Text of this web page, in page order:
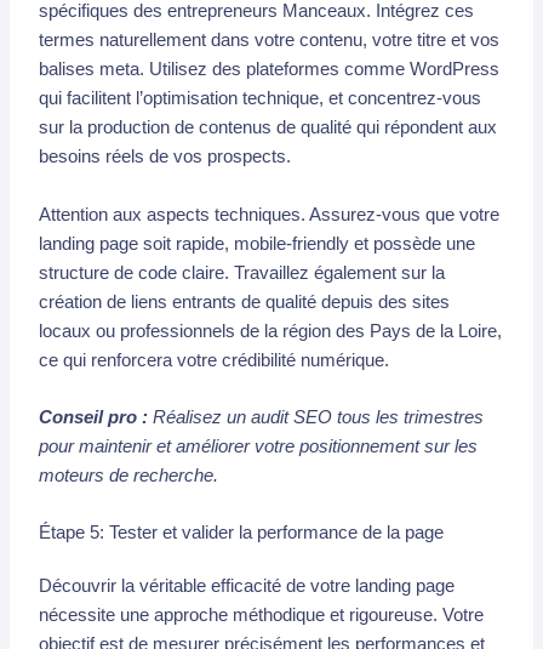
spécifiques des entrepreneurs Manceaux. Intégrez ces
termes naturellement dans votre contenu, votre titre et vos
balises meta. Utilisez des plateformes comme WordPress
qui facilitent l’optimisation technique, et concentrez-vous
sur la production de contenus de qualité qui répondent aux
besoins réels de vos prospects.
Attention aux aspects techniques. Assurez-vous que votre
landing page soit rapide, mobile-friendly et possède une
structure de code claire. Travaillez également sur la
création de liens entrants de qualité depuis des sites
locaux ou professionnels de la région des Pays de la Loire,
ce qui renforcera votre crédibilité numérique.
Conseil pro : Réalisez un audit SEO tous les trimestres
pour maintenir et améliorer votre positionnement sur les
moteurs de recherche.
Étape 5: Tester et valider la performance de la page
Découvrir la véritable efficacité de votre landing page
nécessite une approche méthodique et rigoureuse. Votre
objectif est de mesurer précisément les performances et